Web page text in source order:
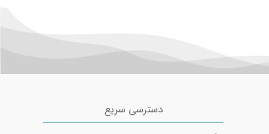
دسترسی سریع